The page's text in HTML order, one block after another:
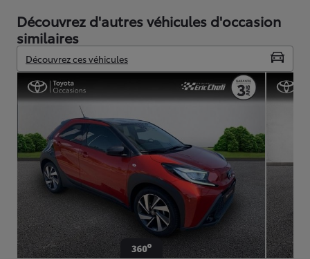
Découvrez d'autres véhicules d'occasion
similaires
Découvrez ces véhicules